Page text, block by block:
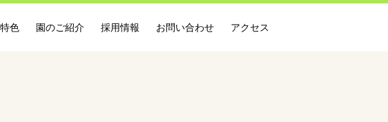
色 園のご紹介 採用情報 お問い合わせ アクセス